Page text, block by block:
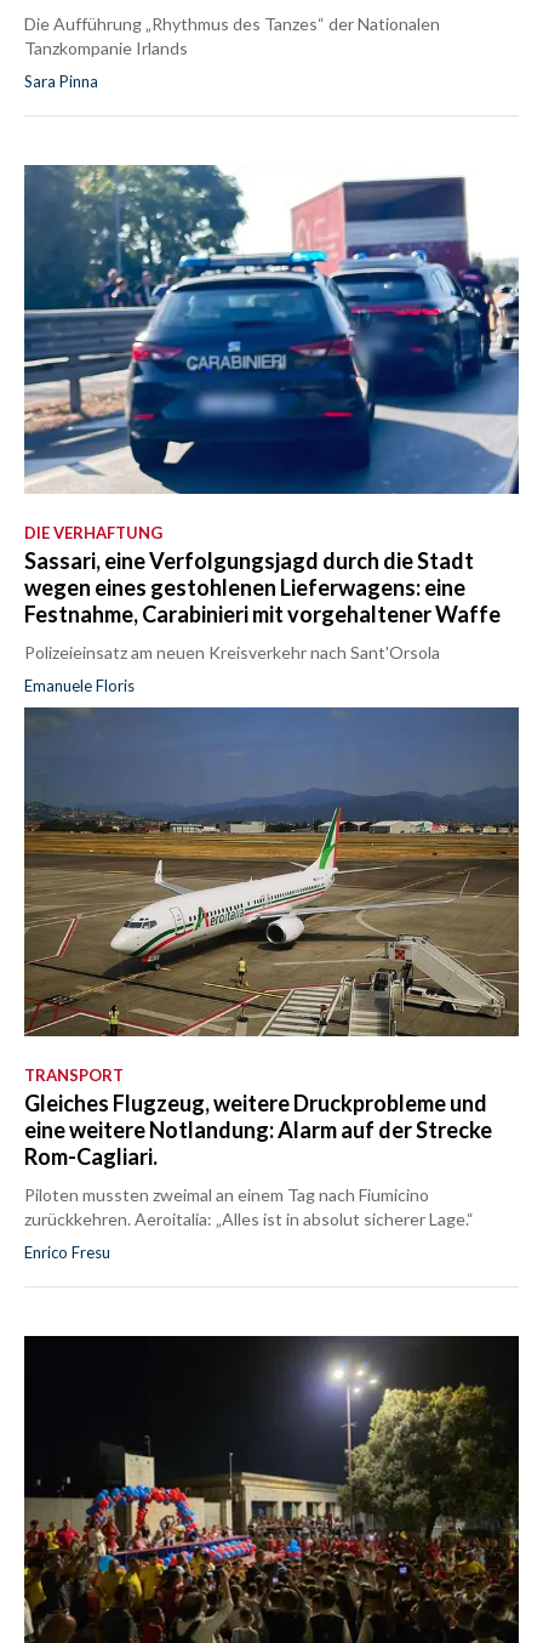
Die Aufführung „Rhythmus des Tanzes“ der Nationalen
Tanzkompanie Irlands
Sara Pinna
DIE VERHAFTUNG
Sassari, eine Verfolgungsjagd durch die Stadt
wegen eines gestohlenen Lieferwagens: eine
Festnahme, Carabinieri mit vorgehaltener Waffe
Polizeieinsatz am neuen Kreisverkehr nach Sant'Orsola
Emanuele Floris
TRANSPORT
Gleiches Flugzeug, weitere Druckprobleme und
eine weitere Notlandung: Alarm auf der Strecke
Rom-Cagliari.
Piloten mussten zweimal an einem Tag nach Fiumicino
zurückkehren. Aeroitalia: „Alles ist in absolut sicherer Lage.“
Enrico Fresu